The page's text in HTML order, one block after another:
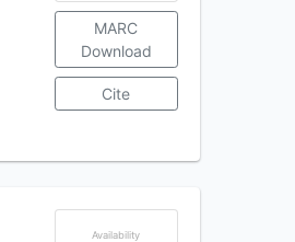
MARC
Download
Cite
Availability